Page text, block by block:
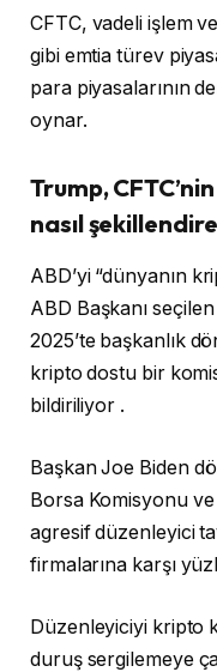
CFTC, vadeli işlem
gibi emtia türev
para piyasalarının
oynar.
Trump,
nasıl
ABD’yi “dünyanın
ABD Başkanı
2025’te başkanlık
kripto dostu bir
bildiriliyor .
Başkan Joe Biden
Borsa Komisyonu
agresif düzenleyici
firmalarına karşı
Düzenleyiciyi kripto
duruş sergilemeye